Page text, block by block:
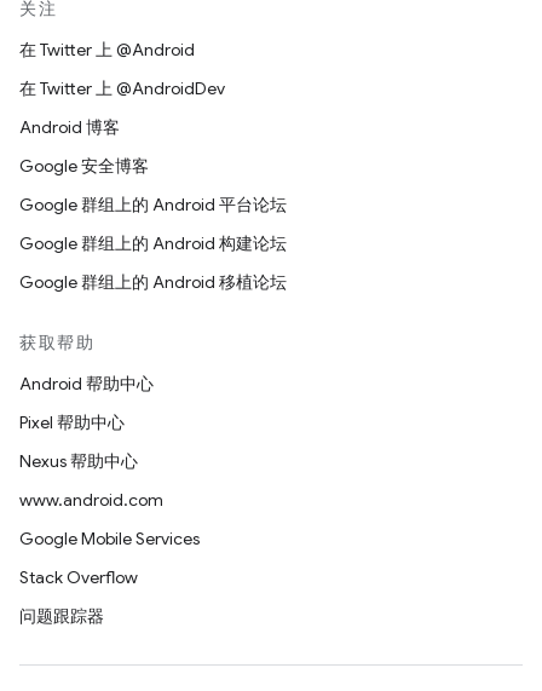
关注
在 Twitter 上 @Android
在 Twitter 上 @AndroidDev
Android 博客
Google 安全博客
Google 群组上的 Android 平台论坛
Google 群组上的 Android 构建论坛
Google 群组上的 Android 移植论坛
获取帮助
Android 帮助中心
Pixel 帮助中心
Nexus 帮助中心
www.android.com
Google Mobile Services
Stack Overflow
问题跟踪器